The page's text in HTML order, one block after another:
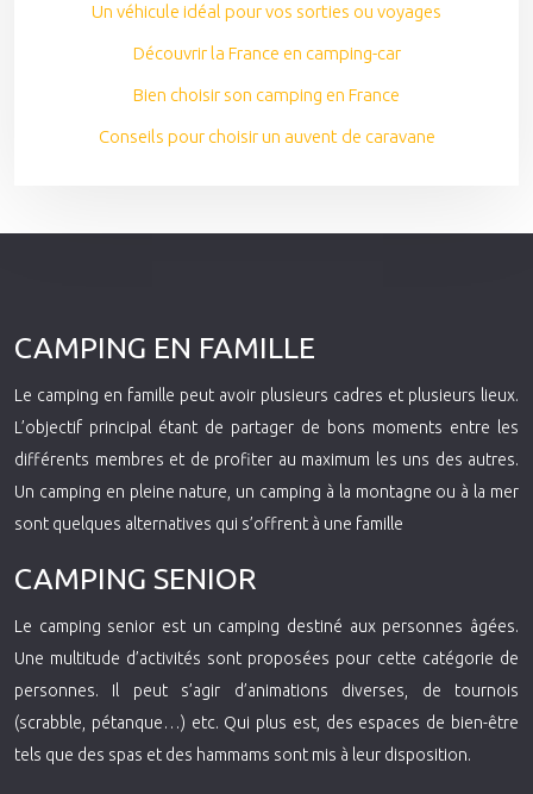
Un véhicule idéal pour vos sorties ou voyages
Découvrir la France en camping-car
Bien choisir son camping en France
Conseils pour choisir un auvent de caravane
CAMPING EN FAMILLE
Le camping en famille peut avoir plusieurs cadres et plusieurs lieux.
L’objectif principal étant de partager de bons moments entre les
différents membres et de profiter au maximum les uns des autres.
Un camping en pleine nature, un camping à la montagne ou à la mer
sont quelques alternatives qui s’offrent à une famille
CAMPING SENIOR
Le camping senior est un camping destiné aux personnes âgées.
Une multitude d’activités sont proposées pour cette catégorie de
personnes. Il peut s’agir d’animations diverses, de tournois
(scrabble, pétanque…) etc. Qui plus est, des espaces de bien-être
tels que des spas et des hammams sont mis à leur disposition.